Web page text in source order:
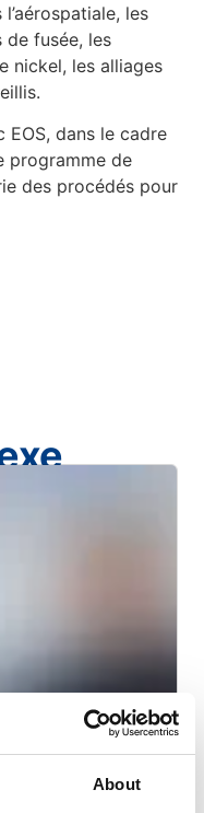
About
les
de fusée, les
nickel, les alliages
EOS, dans le cadre
programme de
des procédés pour